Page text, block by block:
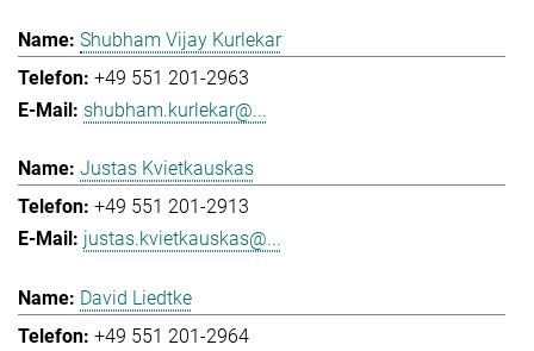
Shubham Vijay Kurlekar
+49 551 201-2963
shubham.kurlekar@...
Justas Kvietkauskas
+49 551 201-2913
justas.kvietkauskas@...
David Liedtke
+49 551 201-2964